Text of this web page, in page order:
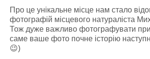
Про це унікальне місце нам стало
фотографій місцевого натураліста
Тож дуже важливо фотографувати
саме ваше фото почне історію
😉)